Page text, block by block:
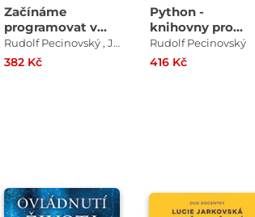
Začínáme
programovat v
jazyku Java
Rudolf Pecinovský , Jarmila Pavličková
382 Kč
Python -
knihovny pro
práci s daty
Rudolf Pecinovský
416 Kč